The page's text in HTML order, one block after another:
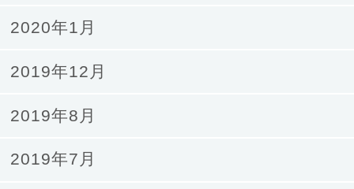
2020年1月
2019年12月
2019年8月
2019年7月